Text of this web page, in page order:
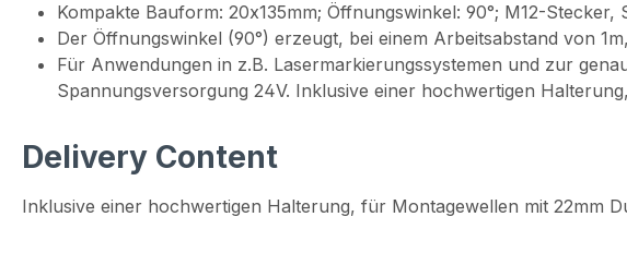
Kompakte Bauform: 20x135mm; Öffnungswinkel: 90°; M12-Stecker,
Der Öffnungswinkel (90°) erzeugt, bei einem Arbeitsabstand von
Für Anwendungen in z.B. Lasermarkierungssystemen und zur
Spannungsversorgung 24V. Inklusive einer hochwertigen
Delivery Content
Inklusive einer hochwertigen Halterung, für Montagewellen mit 22mm